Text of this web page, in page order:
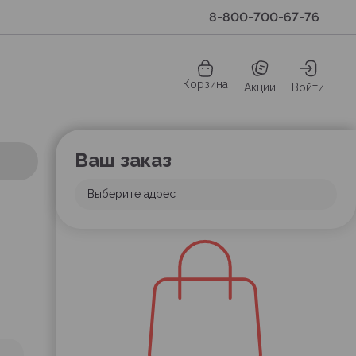
8-800-700-67-76
Корзина Акции Войти
Ваш заказ
Выберите адрес